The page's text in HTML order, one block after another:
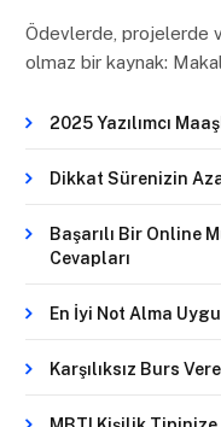
Ödevlerde, projelerde
olmaz bir kaynak:
2025 Yazılımcı
Dikkat Sürenizin
Başarılı Bir Online
Cevapları
En İyi Not Alma
Karşılıksız Burs